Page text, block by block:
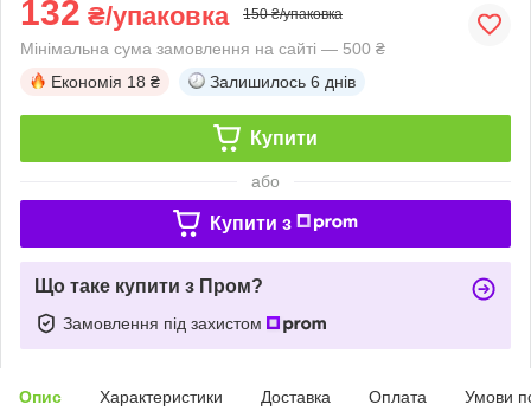
132 ₴/упаковка 150 ₴/упаковка
Мінімальна сума замовлення на сайті — 500 ₴
Економія 18 ₴ Залишилось 6 днів
Купити
або
Купити з
Що таке купити з Пром?
Замовлення під захистом
Опис Характеристики Доставка Оплата Умови